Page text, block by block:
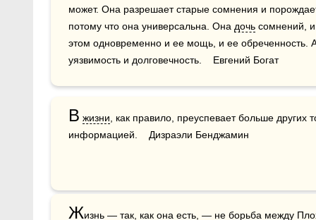
может. Она разрешает старые сомнения и
потому что она универсальна. Она дочь сомнений,
этом одновременно и ее мощь, и ее обреченность.
уязвимость и долговечность.    Евгений Богат
В жизни , как правило, преуспевает больше других
информацией.    Дизраэли Бенджамин
Жизнь — так, как она есть, — не борьба между